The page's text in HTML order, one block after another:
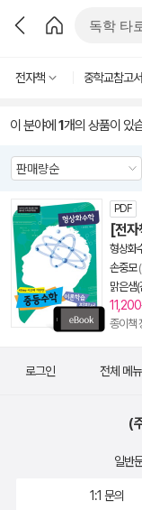
전자책 중학교참고서
이 분야에 1개의 상품이 있
PDF
[전자
형상화
손중모(
맑은샘
11,200
종이책
로그인 전체 메뉴
(
일반
1:1 문의